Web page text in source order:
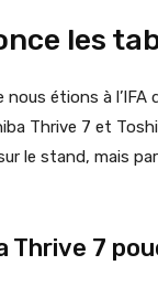
les
nous étions à
Thrive 7 et
le stand, mais
Thrive 7